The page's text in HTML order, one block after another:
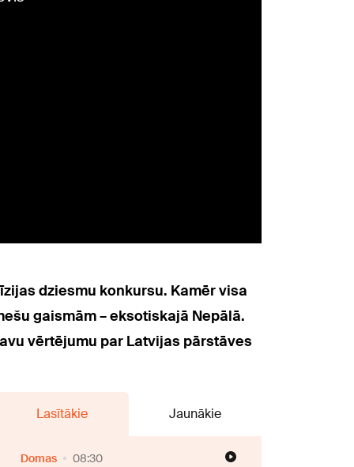
dziesmu konkursu. Kamēr visa
gaismām – eksotiskajā Nepālā.
vērtējumu par Latvijas pārstāves
Lasītākie Jaunākie
Domas 08:30